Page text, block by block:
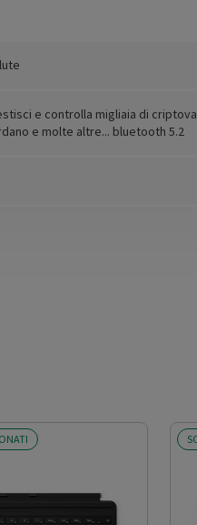
e controlla migliaia di
e molte altre... bluetooth 5.2